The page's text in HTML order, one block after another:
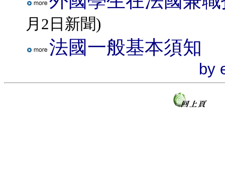
月2日新聞)
法國一般基本須知
by